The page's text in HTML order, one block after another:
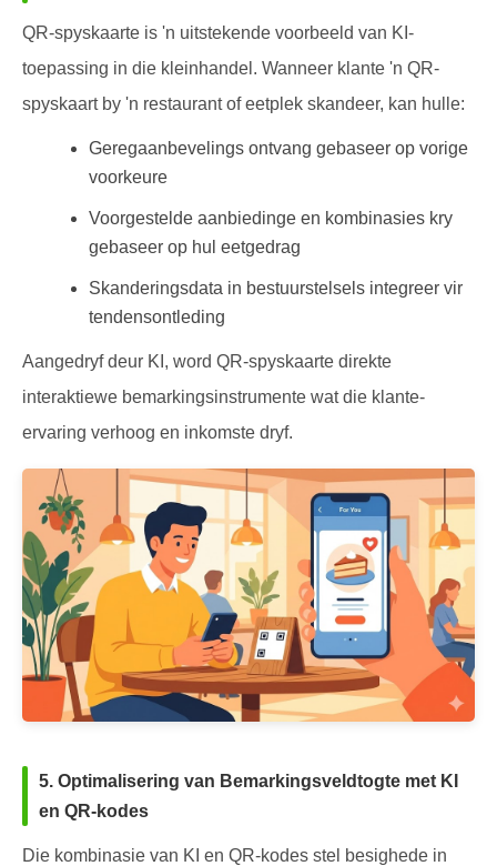
QR-spyskaarte is 'n uitstekende voorbeeld van KI-
toepassing in die kleinhandel. Wanneer klante 'n QR-
spyskaart by 'n restaurant of eetplek skandeer, kan hulle:
Geregaanbevelings ontvang gebaseer op vorige
voorkeure
Voorgestelde aanbiedinge en kombinasies kry
gebaseer op hul eetgedrag
Skanderingsdata in bestuurstelsels integreer vir
tendensontleding
Aangedryf deur KI, word QR-spyskaarte direkte
interaktiewe bemarkingsinstrumente wat die klante-
ervaring verhoog en inkomste dryf.
5. Optimalisering van Bemarkingsveldtogte met KI
en QR-kodes
Die kombinasie van KI en QR-kodes stel besighede in